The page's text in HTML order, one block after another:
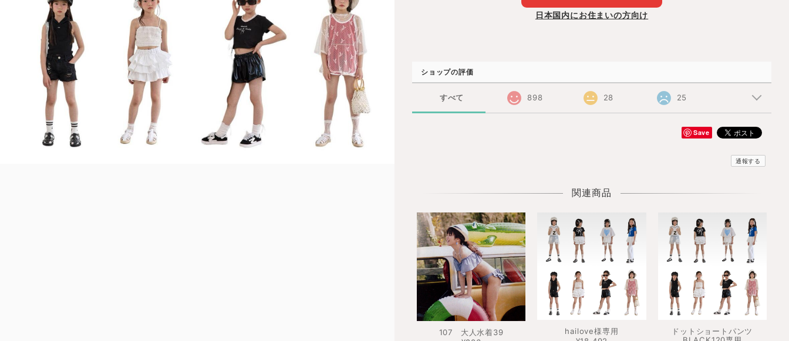
日本国内にお住まいの方向け
ショップの評価
すべて 898 28 25
Save
通報する
関連商品
107 大人水着39
hailove様専用
ドットショートパンツ